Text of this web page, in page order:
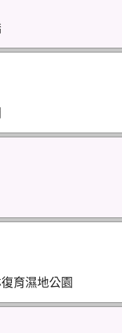
育濕地公園